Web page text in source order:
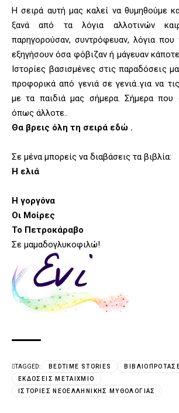
Η σειρά αυτή μας καλεί να θυμηθούμε
ξανά από τα λόγια αλλοτινών
παρηγορούσαν, συντρόφευαν, λόγια
εξηγήσουν όσα φόβιζαν ή μάγευαν
Ιστορίες βασισμένες στις παραδόσεις
προφορικά από γενιά σε γενιά..για να
με τα παιδιά μας σήμερα. Σήμερα που
όπως άλλοτε..
Θα βρεις όλη τη σειρά εδώ .
Σε μένα μπορείς να διαβάσεις τα βιβλία:
Η ελιά
Η γοργόνα
Οι Μοίρες
Το Πετροκάραβο
Σε μαμαδογλυκοφιλώ!
TAGGED: BEDTIME STORIES
ΕΚΔΌΣΕΙΣ ΜΕΤΑΊΧΜΙΟ
ΙΣΤΟΡΊΕΣ ΝΕΟΕΛΛΗΝΙΚΉΣ ΜΥΘΟΛΟΓΊΑΣ